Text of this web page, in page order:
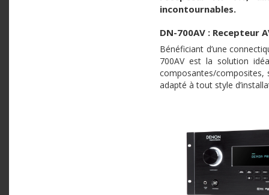
incontournables.
DN-700AV : Recepteur
Bénéficiant d’une
700AV est la solution
composantes/composites,
adapté à tout style